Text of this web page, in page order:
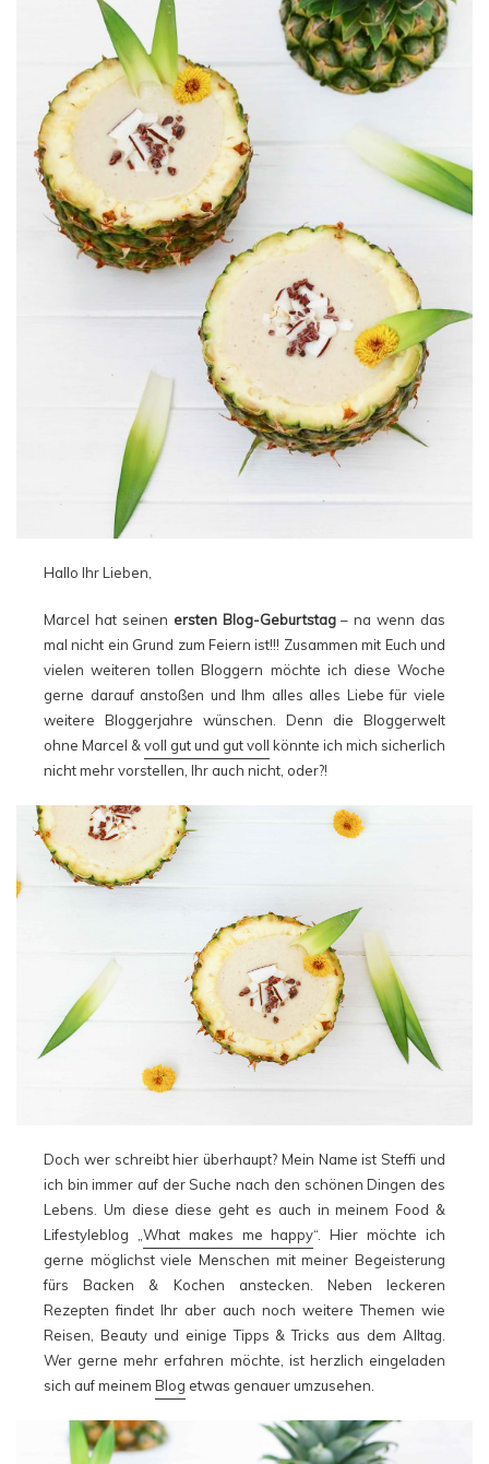
Hallo Ihr Lieben,
Marcel hat seinen ersten Blog-Geburtstag– na wenn das
mal nicht ein Grund zum Feiern ist!!! Zusammen mit Euch und
vielen weiteren tollen Bloggern möchte ich diese Woche
gerne darauf anstoßen und Ihm alles alles Liebe für viele
weitere Bloggerjahre wünschen. Denn die Bloggerwelt
ohne Marcel & voll gut und gut voll könnte ich mich sicherlich
nicht mehr vorstellen, Ihr auch nicht, oder?!
Doch wer schreibt hier überhaupt? Mein Name ist Steffi und
ich bin immer auf der Suche nach den schönen Dingen des
Lebens. Um diese diese geht es auch in meinem Food &
Lifestyleblog „ What makes me happy“. Hier möchte ich
gerne möglichst viele Menschen mit meiner Begeisterung
fürs Backen & Kochen anstecken. Neben leckeren
Rezepten findet Ihr aber auch noch weitere Themen wie
Reisen, Beauty und einige Tipps & Tricks aus dem Alltag.
Wer gerne mehr erfahren möchte, ist herzlich eingeladen
sich auf meinem Blog etwas genauer umzusehen.